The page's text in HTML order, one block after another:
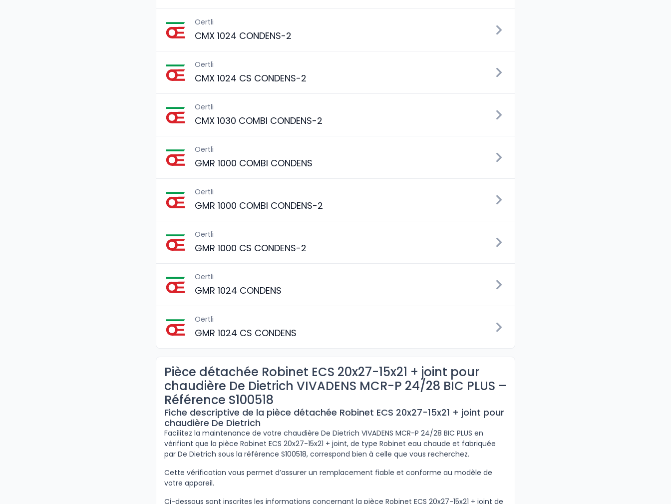
Oertli
CMX 1024 CONDENS-2
Oertli
CMX 1024 CS CONDENS-2
Oertli
CMX 1030 COMBI CONDENS-2
Oertli
GMR 1000 COMBI CONDENS
Oertli
GMR 1000 COMBI CONDENS-2
Oertli
GMR 1000 CS CONDENS-2
Oertli
GMR 1024 CONDENS
Oertli
GMR 1024 CS CONDENS
Pièce détachée Robinet ECS 20x27-15x21 + joint pour
chaudière De Dietrich VIVADENS MCR-P 24/28 BIC PLUS –
Référence S100518
Fiche descriptive de la pièce détachée Robinet ECS 20x27-15x21 + joint pour
chaudière De Dietrich
Facilitez la maintenance de votre chaudière De Dietrich VIVADENS MCR-P 24/28 BIC PLUS en
vérifiant que la pièce Robinet ECS 20x27-15x21 + joint, de type Robinet eau chaude et fabriquée
par De Dietrich sous la référence S100518, correspond bien à celle que vous recherchez.
Cette vérification vous permet d’assurer un remplacement fiable et conforme au modèle de
votre appareil.
Ci-dessous sont inscrites les informations concernant la pièce Robinet ECS 20x27-15x21 + joint de